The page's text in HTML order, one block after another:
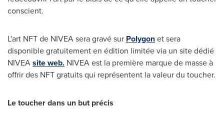
conscient.
L'art NFT de NIVEA sera gravé sur Polygonet sera
disponible gratuitement en édition limitée via un site dédié
NIVEAsite web. NIVEA est la première marque de masse à
offrir des NFT gratuits qui représentent la valeur du toucher.
Le toucher dans un but précis